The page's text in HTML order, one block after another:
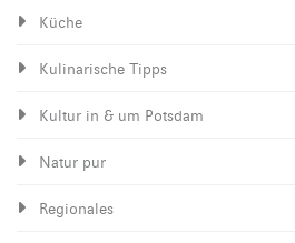
Küche
Kulinarische Tipps
Kultur in & um Potsdam
Natur pur
Regionales